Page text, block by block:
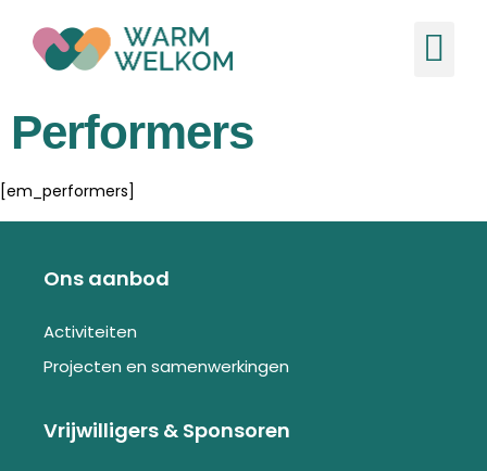
inhoud
Performers
[em_performers]
Ons aanbod
Activiteiten
Projecten en samenwerkingen
Vrijwilligers & Sponsoren